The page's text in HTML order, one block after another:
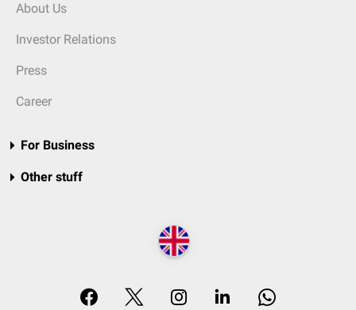
About Us
Investor Relations
Press
Career
For Business
Other stuff